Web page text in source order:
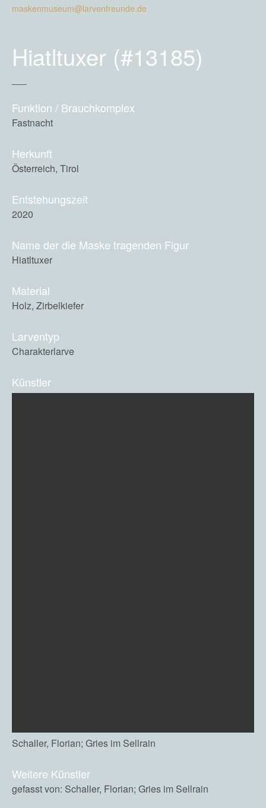
maskenmuseum@larvenfreunde.de
Hiatltuxer (#13185)
Funktion / Brauchkomplex
Fastnacht
Herkunft
Österreich, Tirol
Entstehungszeit
2020
Name der die Maske tragenden Figur
Hiatltuxer
Material
Holz, Zirbelkiefer
Larventyp
Charakterlarve
Künstler
Schaller, Florian; Gries im Sellrain
Weitere Künstler
gefasst von: Schaller, Florian; Gries im Sellrain